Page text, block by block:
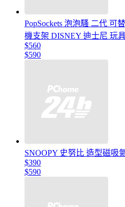
PopSockets 泡泡騷 二代 可
機支架 DISNEY 迪士尼 玩
$560
$590
SNOOPY 史努比 造型磁吸
$390
$590